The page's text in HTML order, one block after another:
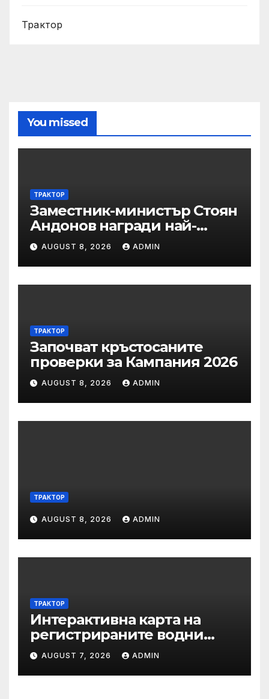
Трактор
You missed
ТРАКТОР
Заместник-министър Стоян
Андонов награди най-
заслужилите спортисти на
ОСК “Левски”
AUGUST 8, 2026 ADMIN
ТРАКТОР
Започват кръстосаните
проверки за Кампания 2026
AUGUST 8, 2026 ADMIN
ТРАКТОР
AUGUST 8, 2026 ADMIN
ТРАКТОР
Интерактивна карта на
регистрираните водни
бази по Черноморието за
летния сезон на 2026 г.
AUGUST 7, 2026 ADMIN